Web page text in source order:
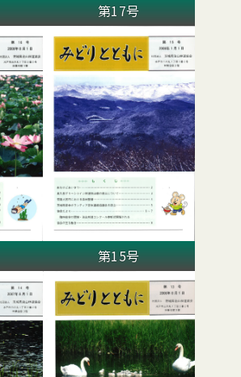
第17号
第15号